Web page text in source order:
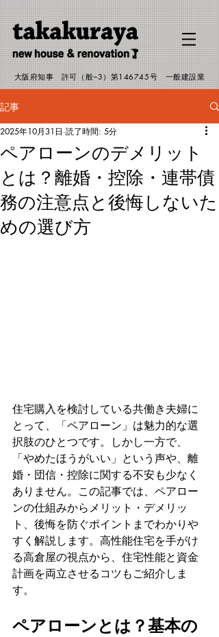
G-EJMHP19RSW
大阪府知事 許可（般−3）第146745号 一般建設業
記事
ペアローンのデメリット
とは？離婚・控除・連帯債
務の注意点と後悔しないた
めの選び方
2025年10月31日 読了時間: 5分
住宅購入を検討している共働き夫婦に
とって、「ペアローン」は魅力的な選
択肢のひとつです。しかし一方で、
「やめたほうがいい」という声や、離
婚・団信・控除に関する不安も少なく
ありません。この記事では、ペアロー
ンの仕組みからメリット・デメリッ
ト、後悔を防ぐポイントまでわかりや
すく解説します。高性能住宅を手がけ
る高倉屋の視点から、住宅性能と資金
計画を両立させるコツもご紹介しま
す。
ペアローンとは？基本の